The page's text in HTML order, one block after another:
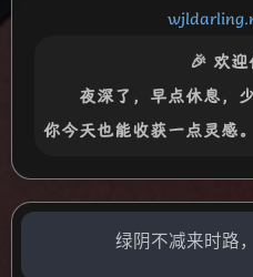
🎉 欢
夜深了，早点休息，少
你今天也能收获一点灵感。
绿阴不减来时路